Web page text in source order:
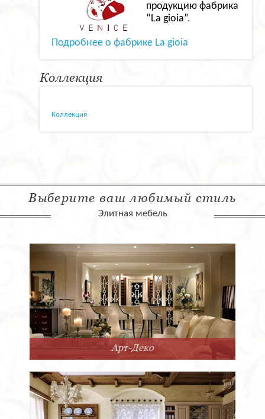
продукцию фабрика
“La gioia”.
Подробнее о фабрике La gioia
Коллекция
Коллекция
Выберите ваш любимый стиль
Элитная мебель
Арт-Деко